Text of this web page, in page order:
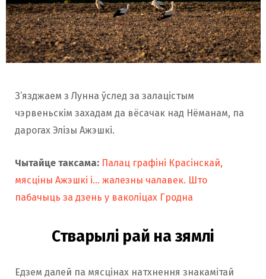
З’язджаем з Лунна ўслед за залацістым
чэрвеньскім захадам да вёсачак над Нёманам, па
дарогах Элізы Ажэшкі.
Чытайце таксама: Палац графіні Красінскай,
мясціны Ажэшкі і… жалезны чалавек. Што
пабачыць за дзень у ваколіцах Гродна
Стварылi рай на зямлi
Едзем далей па мясцінах натхнення знакамітай